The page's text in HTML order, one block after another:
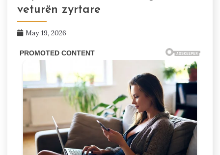
veturën zyrtare
May 19, 2026